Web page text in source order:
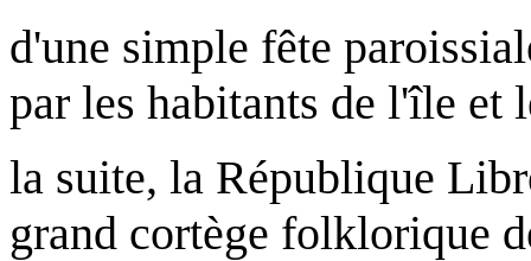
d'une simple fête
par les habitants de l'île et
la suite, la République
grand cortège folklorique